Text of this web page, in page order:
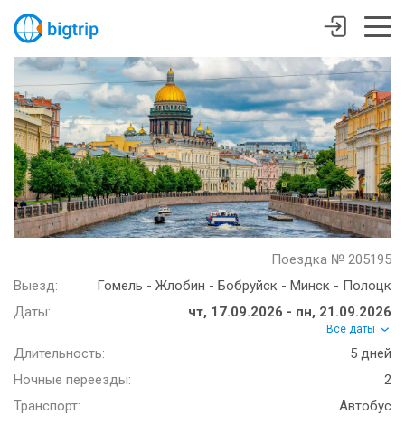
Поездка № 205195
Выезд:
Гомель - Жлобин - Бобруйск - Минск - Полоцк
Даты:
чт, 17.09.2026 - пн, 21.09.2026
Все даты
Длительность:
5 дней
Ночные переезды:
2
Транспорт:
Автобус